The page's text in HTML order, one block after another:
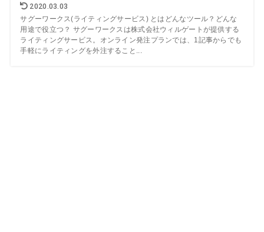
2020.03.03
サグーワークス(ライティングサービス) とはどんなツール？どんな
用途で役立つ？ サグーワークスは株式会社ウィルゲートが提供する
ライティングサービス。オンライン発注プランでは、1記事からでも
手軽にライティングを外注すること...